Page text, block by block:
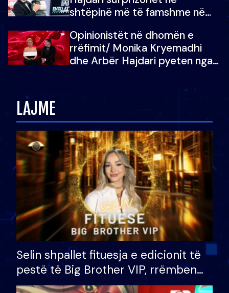
shtëpinë më të famshme në
vajzën e tij
Opinionistët në dhomën e
rrëfimit/ Monika Kryemadhi
dhe Arbër Hajdari pyeten nga
zëvendësonit njëri-tjetrin?
LAJME
Selin shpallet fituesja e edicionit të
pestë të Big Brother VIP, rrëmben
çmimin e madh prej 100 mijë eurosh